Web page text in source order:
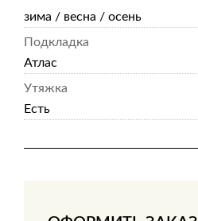
зима / весна / осень
Подкладка
Атлас
Утяжка
Есть